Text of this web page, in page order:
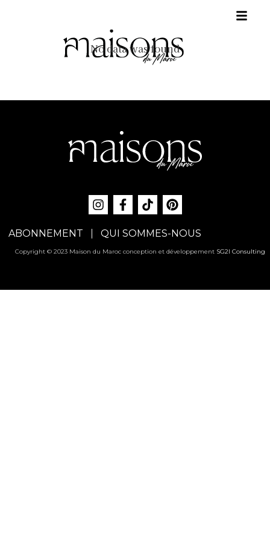
No data was found
ABONNEMENT QUI SOMMES-NOUS
Copyright © 2023 Maison du Maroc conception et développement SG2I Consulting